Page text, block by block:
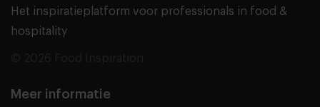
Het inspiratieplatform voor professionals in food &
hospitality
Meer informatie